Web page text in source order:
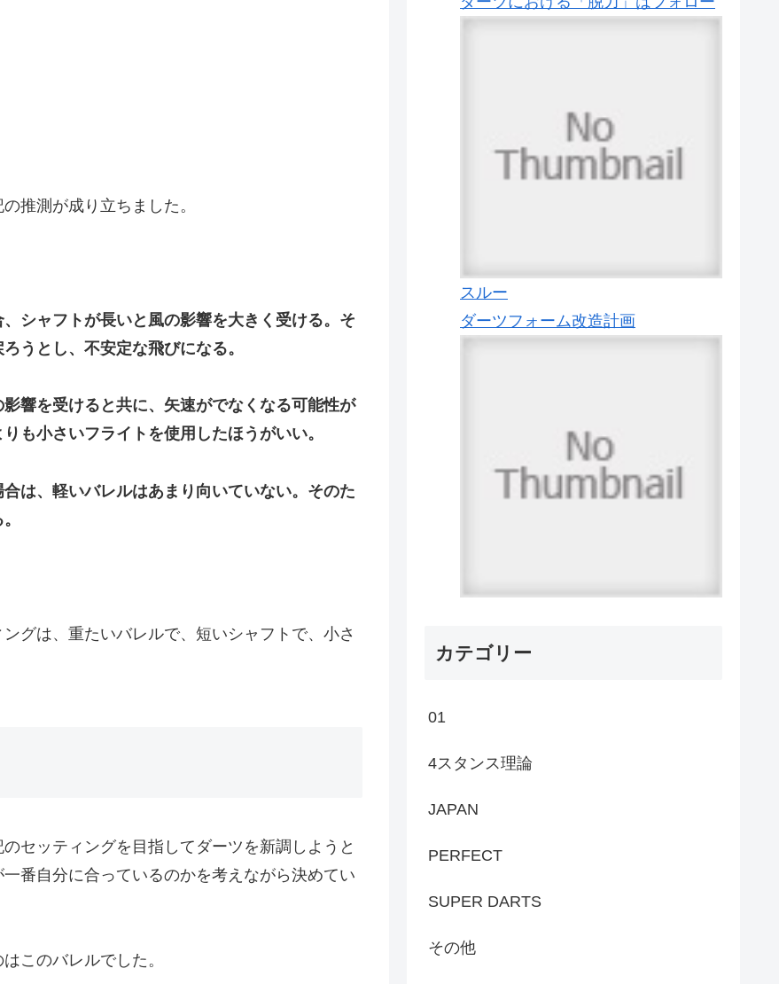
推測が成り立ちました。
シャフトが長いと風の影響を大きく受ける。そ
うとし、不安定な飛びになる。
響を受けると共に、矢速がでなくなる可能性が
も小さいフライトを使用したほうがいい。
は、軽いバレルはあまり向いていない。そのた
グは、重たいバレルで、短いシャフトで、小さ
セッティングを目指してダーツを新調しようと
番自分に合っているのかを考えながら決めてい
このバレルでした。
スルー
ダーツフォーム改造計画
カテゴリー
01
4スタンス理論
JAPAN
PERFECT
SUPER DARTS
その他